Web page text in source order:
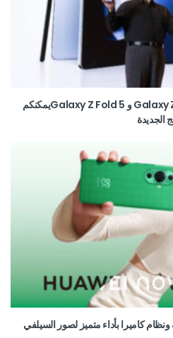
والاستمتاع بعروض حصرية Galaxy Z Flip 5 و Galaxy Z Fold 5يمكنكم
الجديدة
كاميرا بأداء متميز لصور السيلفي